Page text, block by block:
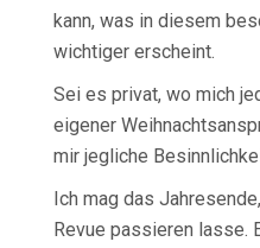
kann, was in diesem
wichtiger erscheint.
Sei es privat, wo mich
eigener
mir jegliche
Ich mag das
Revue passieren lasse.